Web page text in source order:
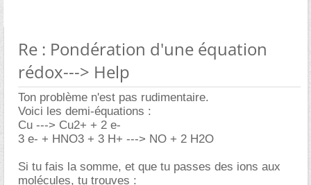
Re : Pondération d'une équation
rédox---> Help
Ton problème n'est pas rudimentaire.
Voici les demi-équations :
Cu ---> Cu2+ + 2 e-
3 e- + HNO3 + 3 H+ ---> NO + 2 H2O
Si tu fais la somme, et que tu passes des ions aux
molécules, tu trouves :